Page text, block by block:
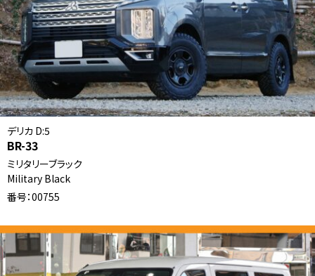
デリカ D:5
BR-33
ミリタリーブラック
Military Black
番号：00755